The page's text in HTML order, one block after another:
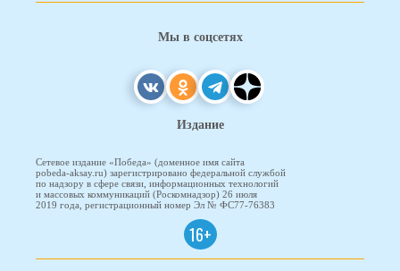
Мы в соцсетях
Издание
Сетевое издание «Победа» (доменное имя сайта
pobeda-aksay.ru) зарегистрировано федеральной службой
по надзору в сфере связи, информационных технологий
и массовых коммуникаций (Роскомнадзор) 26 июля
2019 года, регистрационный номер Эл № ФС77-76383
16+